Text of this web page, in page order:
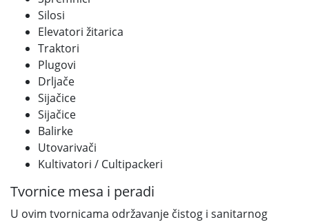
Silosi
Elevatori žitarica
Traktori
Plugovi
Drljače
Sijačice
Sijačice
Balirke
Utovarivači
Kultivatori / Cultipackeri
Tvornice mesa i peradi
U ovim tvornicama održavanje čistog i sanitarnog